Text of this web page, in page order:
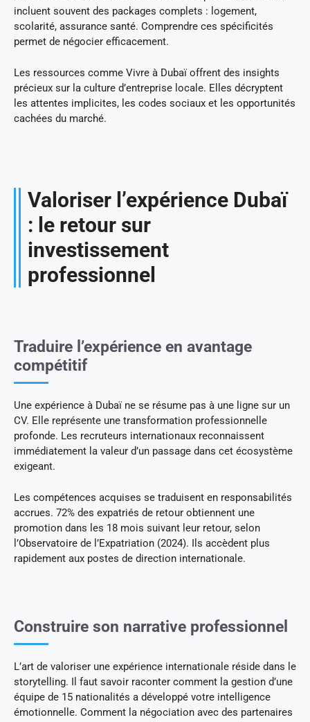
incluent souvent des packages complets : logement,
scolarité, assurance santé. Comprendre ces spécificités
permet de négocier efficacement.
Les ressources comme Vivre à Dubaï offrent des insights
précieux sur la culture d’entreprise locale. Elles décryptent
les attentes implicites, les codes sociaux et les opportunités
cachées du marché.
Valoriser l’expérience Dubaï
: le retour sur
investissement
professionnel
Traduire l’expérience en avantage
compétitif
Une expérience à Dubaï ne se résume pas à une ligne sur un
CV. Elle représente une transformation professionnelle
profonde. Les recruteurs internationaux reconnaissent
immédiatement la valeur d’un passage dans cet écosystème
exigeant.
Les compétences acquises se traduisent en responsabilités
accrues. 72% des expatriés de retour obtiennent une
promotion dans les 18 mois suivant leur retour, selon
l’Observatoire de l’Expatriation (2024). Ils accèdent plus
rapidement aux postes de direction internationale.
Construire son narrative professionnel
L’art de valoriser une expérience internationale réside dans le
storytelling. Il faut savoir raconter comment la gestion d’une
équipe de 15 nationalités a développé votre intelligence
émotionnelle. Comment la négociation avec des partenaires